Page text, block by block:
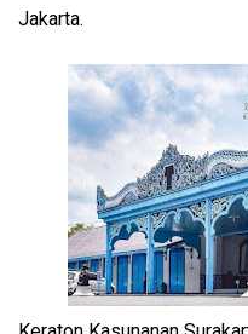
Jakarta.